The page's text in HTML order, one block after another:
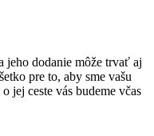
jeho dodanie môže trvať aj
pre to, aby sme vašu
jej ceste vás budeme včas